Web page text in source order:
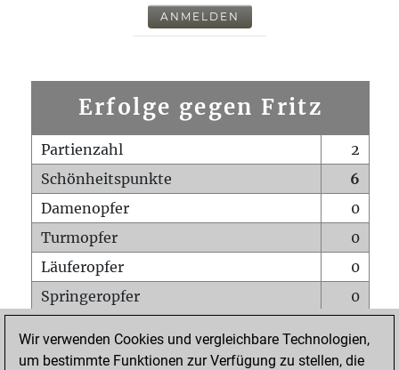
ANMELDEN
Erfolge gegen Fritz
Partienzahl
2
Schönheitspunkte
6
Damenopfer
0
Turmopfer
0
Läuferopfer
0
Springeropfer
0
Matt auf vollem Brett
0
Wir verwenden Cookies und vergleichbare Technologien,
um bestimmte Funktionen zur Verfügung zu stellen, die